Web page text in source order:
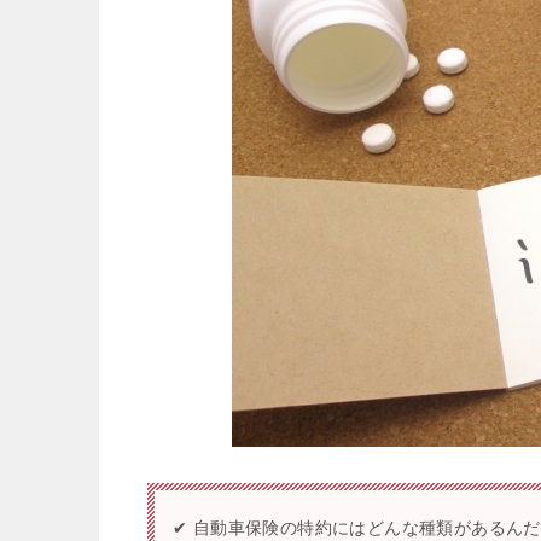
✔ 自動車保険の特約にはどんな種類があるん